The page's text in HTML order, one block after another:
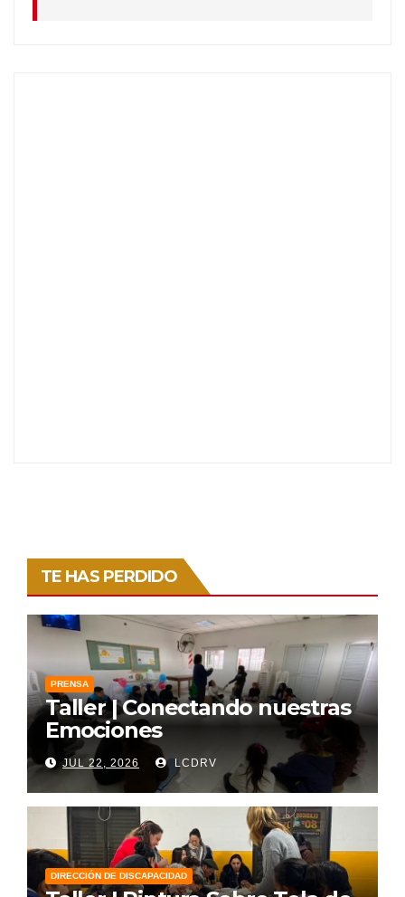
TE HAS PERDIDO
PRENSA
Taller | Conectando nuestras
Emociones
JUL 22, 2026 LCDRV
DIRECCIÓN DE DISCAPACIDAD